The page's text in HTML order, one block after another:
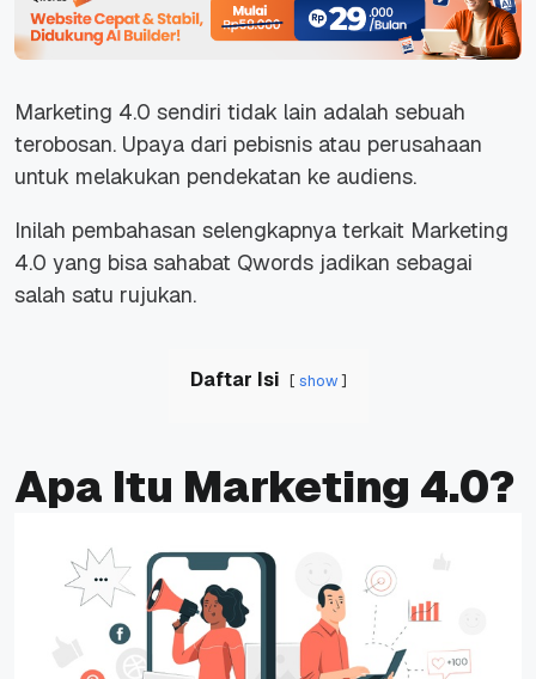
Marketing 4.0 sendiri tidak lain adalah sebuah
terobosan. Upaya dari pebisnis atau perusahaan
untuk melakukan pendekatan ke audiens.
Inilah pembahasan selengkapnya terkait Marketing
4.0 yang bisa sahabat Qwords jadikan sebagai
salah satu rujukan.
Daftar Isi show
Apa Itu Marketing 4.0?